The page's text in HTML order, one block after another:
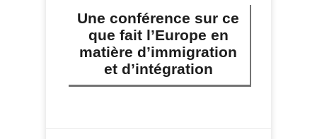
Une conférence sur ce
que fait l’Europe en
matière d’immigration
et d’intégration